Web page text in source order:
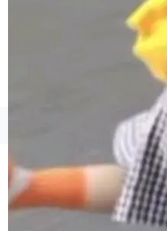
源评测集中，Hy ASR 3.0
©OSCHINA(OSChina.NET)